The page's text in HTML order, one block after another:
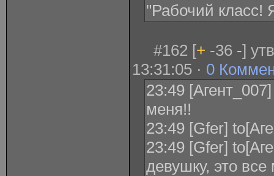
"Рабочий класс!
#162 [+ -36 -]
13:31:05 · 0
23:49
меня!!
23:49 [Gfer]
23:49 [Gfer]
девушку, это